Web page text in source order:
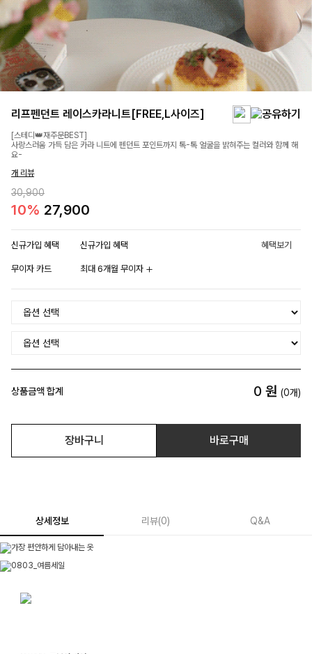
리프펜던트 레이스카라니트[FREE,L사이즈]
[스테디👑재주문BEST]
사랑스러움 가득 담은 카라 니트에 펜던트 포인트까지 톡-톡 얼굴을 밝혀주는 컬러와 함께 해
요-
개 리뷰
30,900
10% 27,900
신규가입 혜택 신규가입 혜택 혜택보기
무이자 카드 최대 6개월 무이자
상품금액 합계 0 원 (0개)
장바구니 바로구매
상세정보 리뷰(0) Q&A